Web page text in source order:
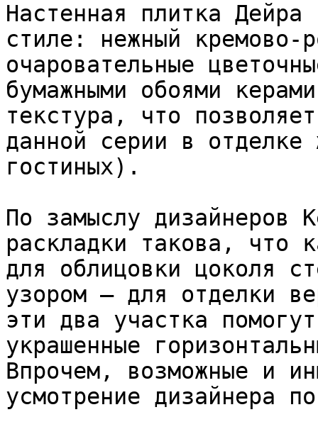
Настенная плитка Дейра
стиле: нежный кремово-
очаровательные
бумажными обоями
текстура, что
данной серии в
гостиных).
По замыслу дизайнеров
раскладки такова, что
для облицовки цоколя
узором – для отделки
эти два участка
украшенные
Впрочем, возможные и
усмотрение дизайнера